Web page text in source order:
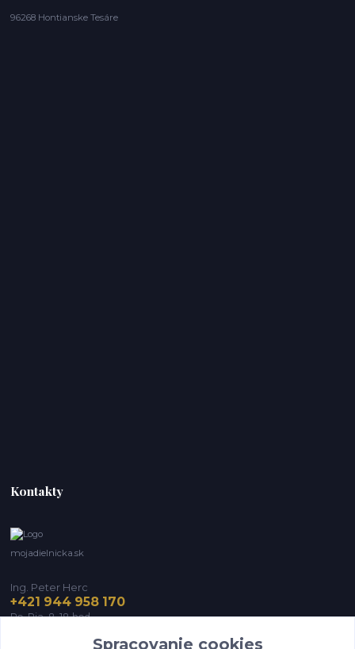
96268 Hontianske Tesáre
Kontakty
mojadielnicka.sk
Ing. Peter Herc
+421 944 958 170
Po-Pia, 8-18 hod.
Spracovanie cookies